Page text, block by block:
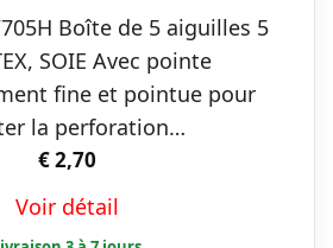
a
plusieurs
variations.
Les
être
Boîte de 5 aiguilles 5
SOIE Avec pointe
fine et pointue pour
la perforation…
€2,70
Voir détail